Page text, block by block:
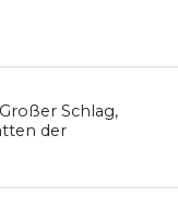
Schlag,
der